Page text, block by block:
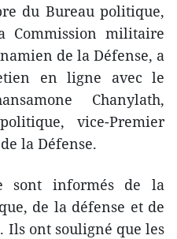
du Bureau politique,
Commission militaire
de la Défense, a
en ligne avec le
Chanylath,
vice-Premier
la Défense.
sont informés de la
de la défense et de
Ils ont souligné que les